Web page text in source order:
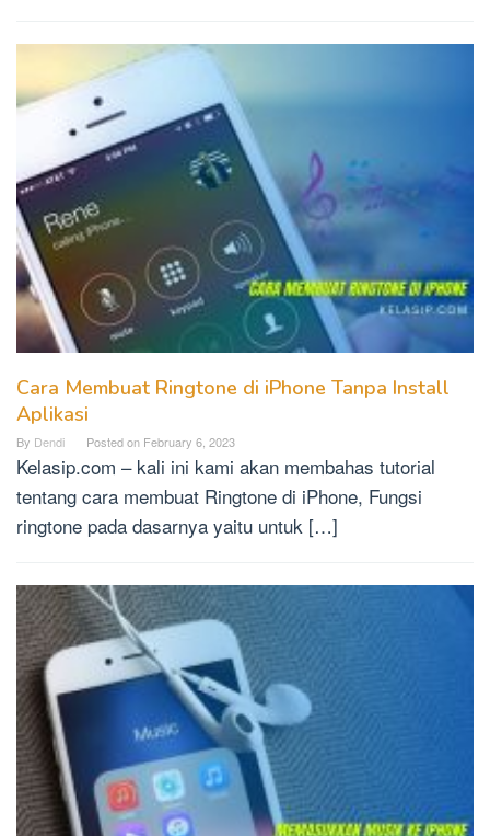
Cara Membuat Ringtone di iPhone Tanpa Install
Aplikasi
By Dendi Posted on February 6, 2023
Kelasip.com – kali ini kami akan membahas tutorial
tentang cara membuat Ringtone di iPhone, Fungsi
ringtone pada dasarnya yaitu untuk […]